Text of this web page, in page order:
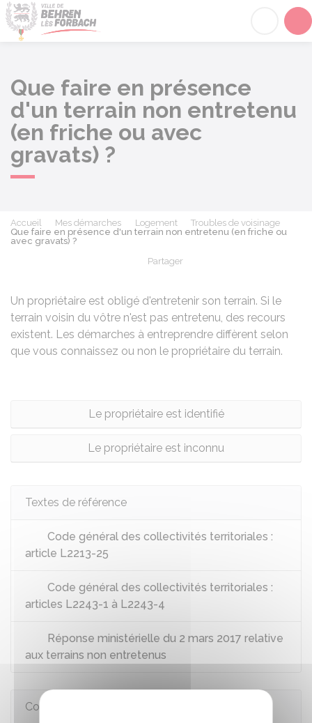
Que faire en présence
d'un terrain non entretenu
(en friche ou avec
gravats) ?
Accueil Mes démarches Logement
Troubles de voisinage
Que faire en présence d'un terrain non entretenu (en friche ou
avec gravats) ?
Partager
Un propriétaire est obligé d'entretenir son terrain. Si le
terrain voisin du vôtre n'est pas entretenu, des recours
existent. Les démarches à entreprendre diffèrent selon
que vous connaissez ou non le propriétaire du terrain.
Le propriétaire est identifié
Le propriétaire est inconnu
Textes de référence
Code général des collectivités territoriales :
article L2213-25
Code général des collectivités territoriales :
articles L2243-1 à L2243-4
Réponse ministérielle du 2 mars 2017 relative
aux terrains non entretenus
Comment faire si...